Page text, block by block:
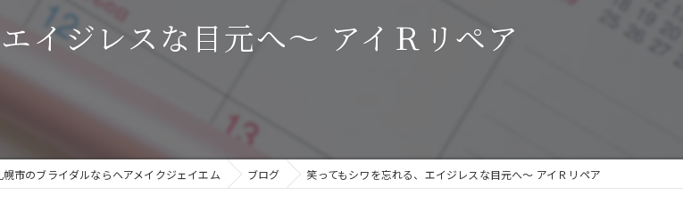
・色打掛
ブライダルエステ
前撮り・後撮り
イジレスな目元へ～ アイＲリペア
市のブライダルならヘアメイクジェイエム ブログ 笑ってもシワを忘れる、エイジレスな目元へ～ アイＲリペア